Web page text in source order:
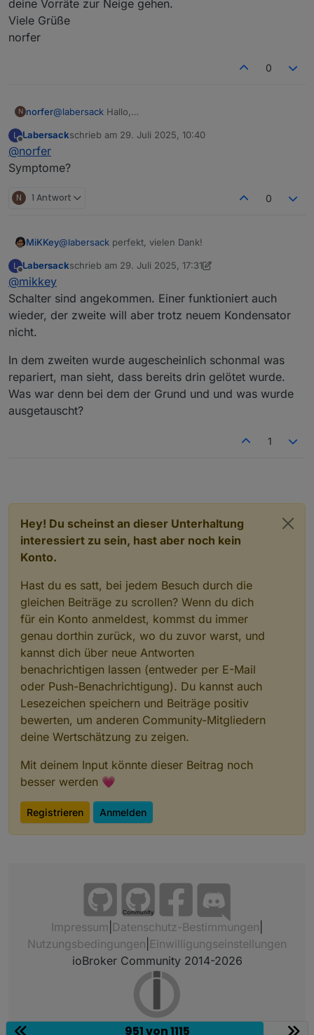
deine Vorräte zur Neige gehen.
Viele Grüße
norfer
0
N norfer@labersack Hallo,
vor sich hin: 3 Stück hat es schon erwischt, 1 Dimmer
hatte ich schon selber versucht, Kondensatoren
Kann ich dir diese 4 schicken zur Inspektion bzw
Ich könnte sogar die Kondensatoren beisteuern, falls
Viele Grüße
norfer
L
Offline
Labersackschrieb am 29. Juli 2025, 10:40
zuletzt editiert von
@norfer
Symptome?
N 1 Antwort 0
MiKKey@labersack perfekt, vielen Dank!
L
Offline
Labersackschrieb am 29. Juli 2025, 17:31
zuletzt editiert von Labersack
@mikkey
Schalter sind angekommen. Einer funktioniert auch
wieder, der zweite will aber trotz neuem Kondensator
nicht.
In dem zweiten wurde augescheinlich schonmal was
repariert, man sieht, dass bereits drin gelötet wurde.
Was war denn bei dem der Grund und und was wurde
ausgetauscht?
1
Hey! Du scheinst an dieser Unterhaltung
interessiert zu sein, hast aber noch kein
Konto.
Hast du es satt, bei jedem Besuch durch die
gleichen Beiträge zu scrollen? Wenn du dich
für ein Konto anmeldest, kommst du immer
genau dorthin zurück, wo du zuvor warst, und
kannst dich über neue Antworten
benachrichtigen lassen (entweder per E-Mail
oder Push-Benachrichtigung). Du kannst auch
Lesezeichen speichern und Beiträge positiv
bewerten, um anderen Community-Mitgliedern
deine Wertschätzung zu zeigen.
Mit deinem Input könnte dieser Beitrag noch
besser werden 💗
Registrieren Anmelden
Community
Impressum Datenschutz-Bestimmungen
Nutzungsbedingungen Einwilligungseinstellungen
ioBroker Community 2014-2026
951 von 1115